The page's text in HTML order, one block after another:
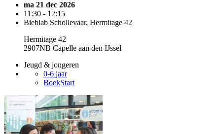
ma 21 dec 2026
11:30 - 12:15
Bieblab Schollevaar, Hermitage 42
Hermitage 42
2907NB Capelle aan den IJssel
Jeugd & jongeren
0-6 jaar
BoekStart